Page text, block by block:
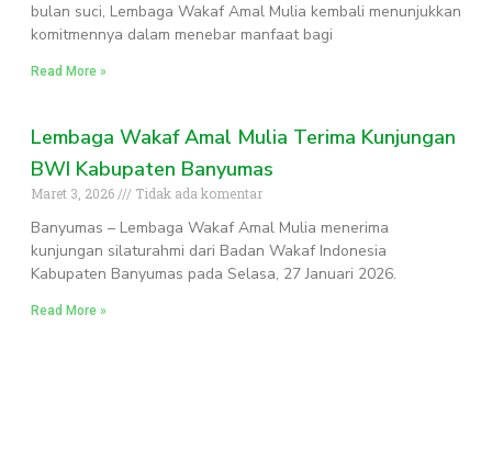
bulan suci, Lembaga Wakaf Amal Mulia kembali menunjukkan
komitmennya dalam menebar manfaat bagi
Read More »
Lembaga Wakaf Amal Mulia Terima Kunjungan
BWI Kabupaten Banyumas
Maret 3, 2026 Tidak ada komentar
Banyumas – Lembaga Wakaf Amal Mulia menerima
kunjungan silaturahmi dari Badan Wakaf Indonesia
Kabupaten Banyumas pada Selasa, 27 Januari 2026.
Read More »